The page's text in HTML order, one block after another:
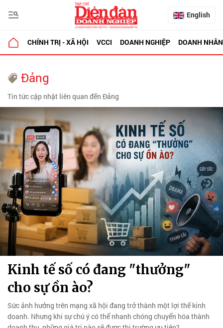
English
CHÍNH TRỊ - XÃ HỘI VCCI DOANH NGHIỆP DOANH NHÂN
Đảng
Tin tức cập nhật liên quan đến Đảng
Kinh tế số có đang "thưởng"
cho sự ồn ào?
Sức ảnh hưởng trên mạng xã hội đang trở thành một lợi thế kinh
doanh. Nhưng khi sự chú ý có thể nhanh chóng chuyển hóa thành